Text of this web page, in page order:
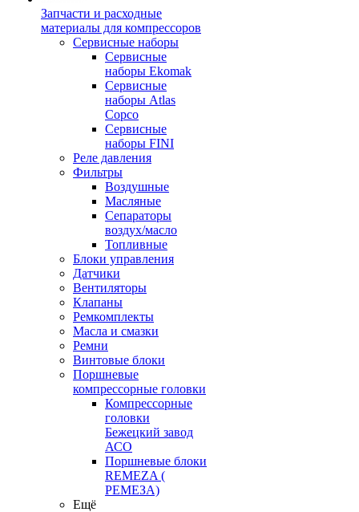
Запчасти и расходные
материалы для компрессоров
Cервисные наборы
Сервисные
наборы Ekomak
Cервисные
наборы Atlas
Copco
Сервисные
наборы FINI
Реле давления
Фильтры
Воздушные
Масляные
Сепараторы
воздух/масло
Топливные
Блоки управления
Датчики
Вентиляторы
Клапаны
Ремкомплекты
Масла и смазки
Ремни
Винтовые блоки
Поршневые
компрессорные головки
Компрессорные
головки
Бежецкий завод
АСО
Поршневые блоки
REMEZA (
РЕМЕЗА)
Ещё